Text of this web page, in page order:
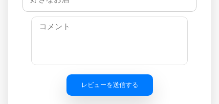
レビューを送信する